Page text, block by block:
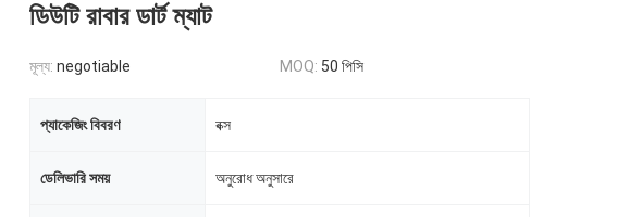
ডিউটি ​​রাবার ডার্ট ম্যাট
মূল্য: negotiable MOQ: 50 পিসি
প্যাকেজিং বিবরণ বক্স
ডেলিভারি সময় অনুরোধ অনুসারে